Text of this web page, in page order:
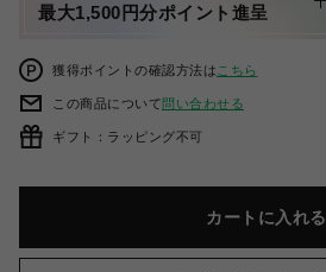
最大1,500円分ポイント進呈
獲得ポイントの確認方法は こちら
この商品について問い合わせる
ギフト：ラッピング不可
カートに入れる